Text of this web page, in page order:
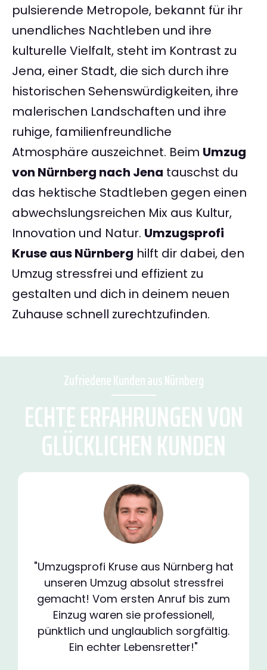
pulsierende Metropole, bekannt für ihr
unendliches Nachtleben und ihre
kulturelle Vielfalt, steht im Kontrast zu
Jena, einer Stadt, die sich durch ihre
historischen Sehenswürdigkeiten, ihre
malerischen Landschaften und ihre
ruhige, familienfreundliche
Atmosphäre auszeichnet. Beim Umzug
von Nürnberg nach Jena tauschst du
das hektische Stadtleben gegen einen
abwechslungsreichen Mix aus Kultur,
Innovation und Natur. Umzugsprofi
Kruse aus Nürnberg hilft dir dabei, den
Umzug stressfrei und effizient zu
gestalten und dich in deinem neuen
Zuhause schnell zurechtzufinden.
Zufriedene Kunden aus Nürnberg
ECHTE ERFAHRUNGEN VON
GLÜCKLICHEN KUNDEN
"Umzugsprofi Kruse aus Nürnberg hat
unseren Umzug absolut stressfrei
gemacht! Vom ersten Anruf bis zum
Einzug waren sie professionell,
pünktlich und unglaublich sorgfältig.
Ein echter Lebensretter!"